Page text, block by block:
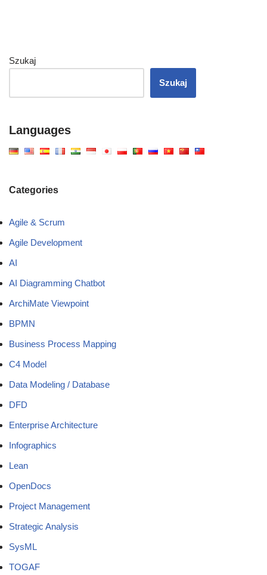
Szukaj
Szukaj
Languages
Categories
Agile & Scrum
Agile Development
AI
AI Diagramming Chatbot
ArchiMate Viewpoint
BPMN
Business Process Mapping
C4 Model
Data Modeling / Database
DFD
Enterprise Architecture
Infographics
Lean
OpenDocs
Project Management
Strategic Analysis
SysML
TOGAF